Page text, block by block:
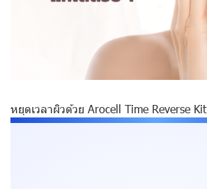
หยุดเวลาผิวด้วย Arocell Time Reverse Kit